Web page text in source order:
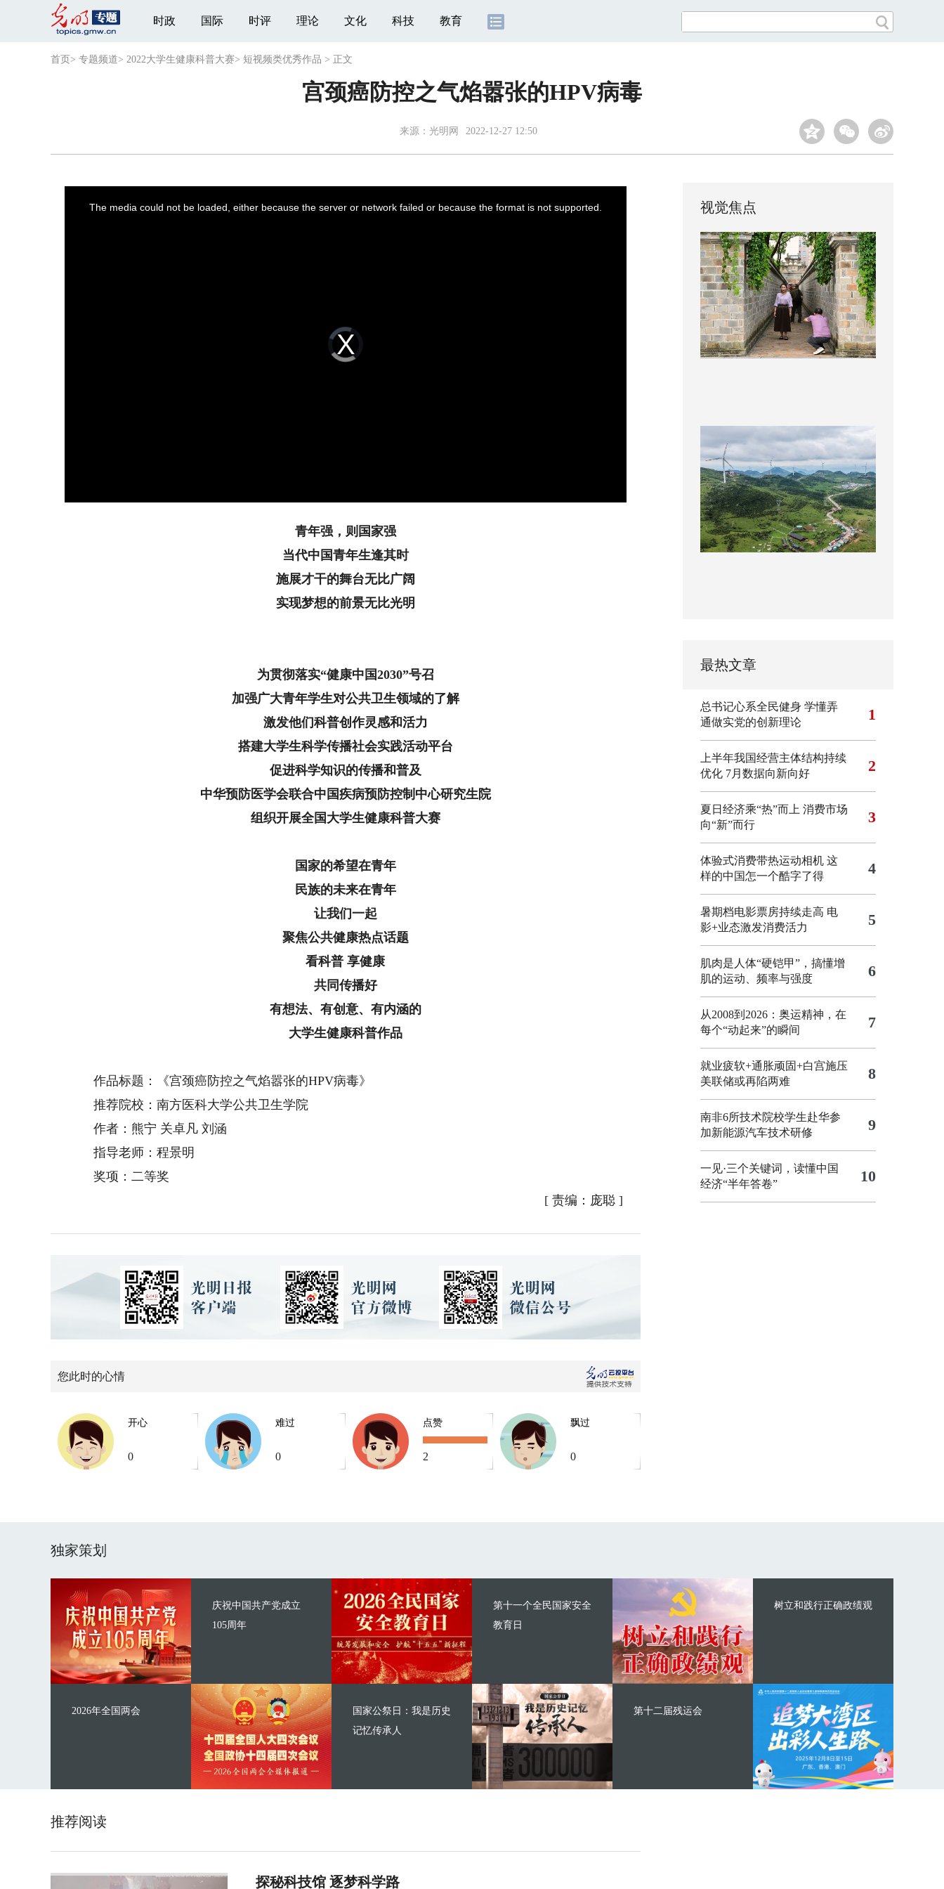
时政 国际 时评 理论 文化 科技 教育
首页 > 专题频道> 2022大学生健康科普大赛> 短视频类优秀作品 > 正文
宫颈癌防控之气焰嚣张的HPV病毒
来源： 光明网 2022-12-27 12:50
Video
Player
loading.
The media could not be loaded, either because the server or network failed or because the format is not supported.
青年强，则国家强
当代中国青年生逢其时
施展才干的舞台无比广阔
实现梦想的前景无比光明
为贯彻落实“健康中国2030”号召
加强广大青年学生对公共卫生领域的了解
激发他们科普创作灵感和活力
搭建大学生科学传播社会实践活动平台
促进科学知识的传播和普及
中华预防医学会联合中国疾病预防控制中心研究生院
组织开展全国大学生健康科普大赛
国家的希望在青年
民族的未来在青年
让我们一起
聚焦公共健康热点话题
看科普 享健康
共同传播好
有想法、有创意、有内涵的
大学生健康科普作品
作品标题：《宫颈癌防控之气焰嚣张的HPV病毒》
推荐院校：南方医科大学公共卫生学院
作者：熊宁 关卓凡 刘涵
指导老师：程景明
奖项：二等奖
[ 责编：庞聪]
您此时的心情
开心
0
难过
0
点赞
2
飘过
0
视觉焦点
最热文章
总书记心系全民健身 学懂弄
通做实党的创新理论
1
上半年我国经营主体结构持续
优化 7月数据向新向好 2
夏日经济乘“热”而上 消费市场
向“新”而行
3
体验式消费带热运动相机 这
样的中国怎一个酷字了得
4
暑期档电影票房持续走高 电
影+业态激发消费活力
5
肌肉是人体“硬铠甲”，搞懂增
肌的运动、频率与强度
6
从2008到2026：奥运精神，在
每个“动起来”的瞬间
7
就业疲软+通胀顽固+白宫施压
美联储或再陷两难
8
南非6所技术院校学生赴华参
加新能源汽车技术研修
9
一见·三个关键词，读懂中国
经济“半年答卷”
10
独家策划
庆祝中国共产党成立
105周年
2026年全国两会
第十一个全民国家安全
教育日
国家公祭日：我是历史
记忆传承人
树立和践行正确政绩观
第十二届残运会
推荐阅读
探秘科技馆 逐梦科学路